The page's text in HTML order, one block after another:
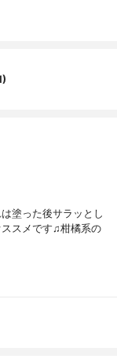
塗った後サラッとし
スメです♫柑橘系の